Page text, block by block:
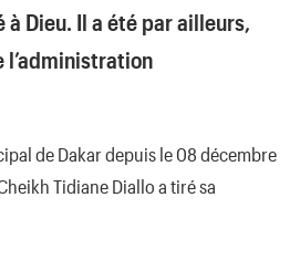
à Dieu. Il a été par ailleurs,
l’administration
de Dakar depuis le 08 décembre
Tidiane Diallo a tiré sa